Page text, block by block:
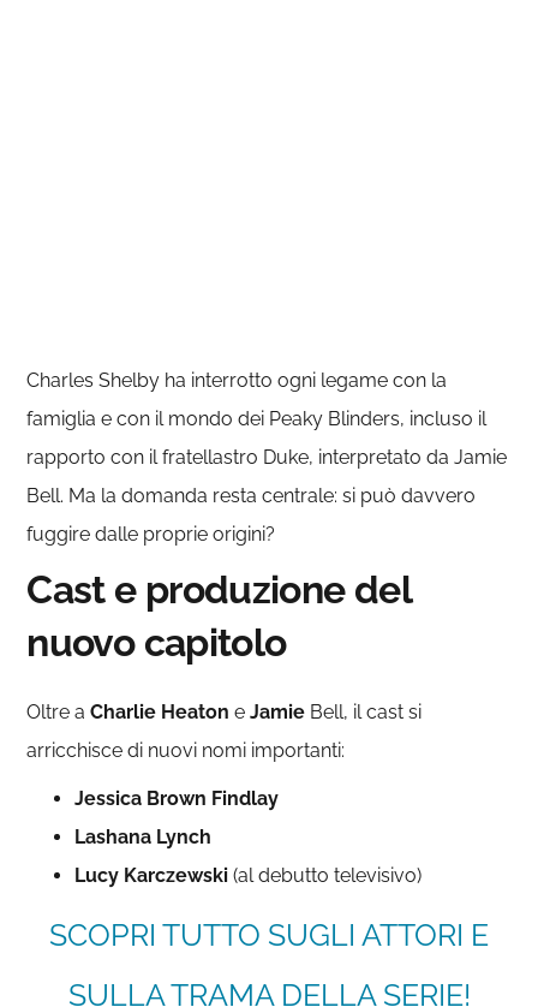
Charles Shelby ha interrotto ogni legame con la
famiglia e con il mondo dei Peaky Blinders, incluso il
rapporto con il fratellastro Duke, interpretato da Jamie
Bell. Ma la domanda resta centrale: si può davvero
fuggire dalle proprie origini?
Cast e produzione del
nuovo capitolo
Oltre aCharlie Heaton eJamie Bell, il cast si
arricchisce di nuovi nomi importanti:
Jessica Brown Findlay
Lashana Lynch
Lucy Karczewski (al debutto televisivo)
SCOPRI TUTTO SUGLI ATTORI E
SULLA TRAMA DELLA SERIE!